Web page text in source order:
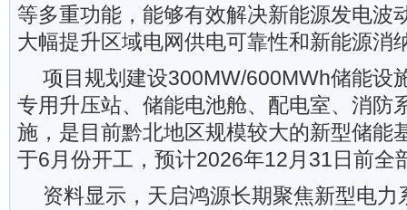
等多重功能，能够有效解决新能源发电波
大幅提升区域电网供电可靠性和新能源消
项目规划建设300MW/600MWh储能设
专用升压站、储能电池舱、配电室、消防
施，是目前黔北地区规模较大的新型储能
于6月份开工，预计2026年12月31日前全
资料显示，天启鸿源长期聚焦新型电力